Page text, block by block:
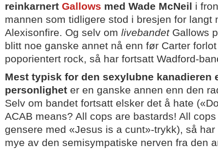
reinkarnert Gallows med Wade McNeil i
mannen som tidligere stod i bresjen for langt
Alexisonfire. Og selv om livebandetGallows
blitt noe ganske annet nå enn før Carter
poporientert rock, så har fortsatt Wadford-
Mest typisk for den sexylubne kanadieren
personlighet er en ganske annen enn den
Selv om bandet fortsatt elsker det å hate
ACAB means? All cops are bastards! All
gensere med «Jesus is a cunt»-trykk), så
mye av den semisympatiske nerven fra den